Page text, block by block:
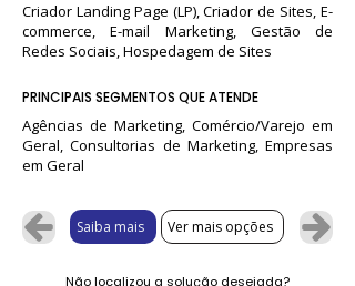
Criador Landing Page (LP), Criador de Sites, E-
commerce, E-mail Marketing, Gestão de
Redes Sociais, Hospedagem de Sites
PRINCIPAIS SEGMENTOS QUE ATENDE
Agências de Marketing, Comércio/Varejo em
Geral, Consultorias de Marketing, Empresas
em Geral
Saiba mais Ver mais opções
Não localizou a solução desejada?